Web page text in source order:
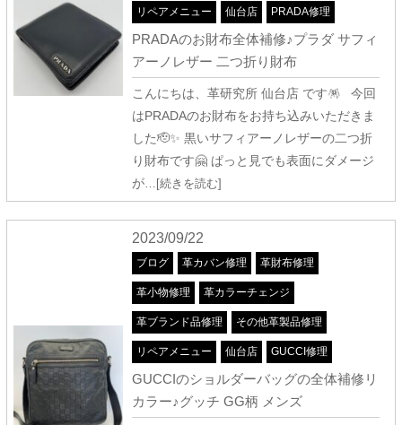
リペアメニュー 仙台店 PRADA修理
PRADAのお財布全体補修♪プラダ サフィ
アーノレザー 二つ折り財布
こんにちは、革研究所 仙台店 です🪅 今回
はPRADAのお財布をお持ち込みいただきま
した🫡✨ 黒いサフィアーノレザーの二つ折
り財布です🤗 ぱっと見でも表面にダメージ
が…[続きを読む]
2023/09/22
ブログ 革カバン修理 革財布修理
革小物修理 革カラーチェンジ
革ブランド品修理 その他革製品修理
リペアメニュー 仙台店 GUCCI修理
GUCCIのショルダーバッグの全体補修リ
カラー♪グッチ GG柄 メンズ